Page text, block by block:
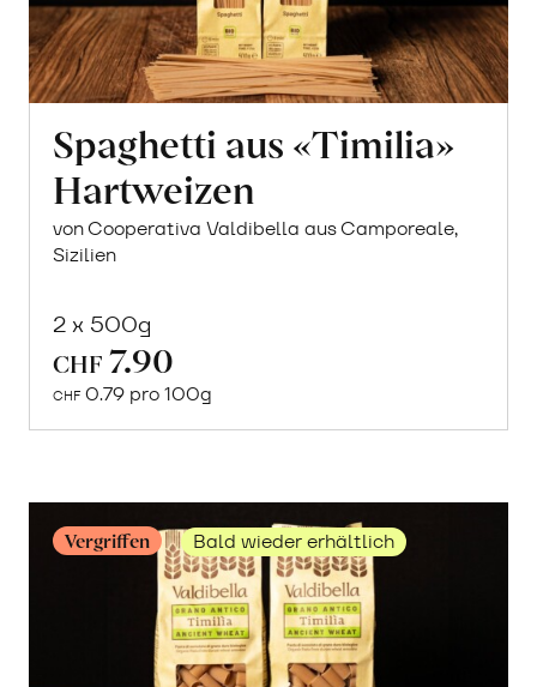
Spaghetti aus «Timilia»
Hartweizen
von Cooperativa Valdibella aus Camporeale,
Sizilien
2 x 500g
CHF 7.90
CHF 0.79 pro 100g
Warenkorb
Vergriffen Bald wieder erhältlich